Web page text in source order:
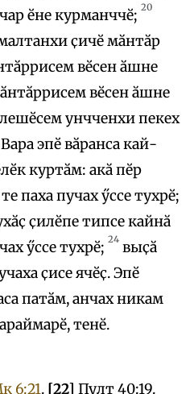
ӗне курманччӗ; 20
ҫичӗ мӑнтӑр
вӗсен ӑшне
вӗсен ӑшне
унчченхи пекех
эпӗ вӑранса кай-
куртӑм: акӑ пӗр
паха пучах ӳссе тухрӗ;
ҫилӗпе типсе кайнӑ
ӳссе тухрӗ; 24 выҫӑ
ҫисе ячӗҫ. Эпӗ
патӑм, анчах никам
тенӗ.
6:21. [22] Пулт 40:19.